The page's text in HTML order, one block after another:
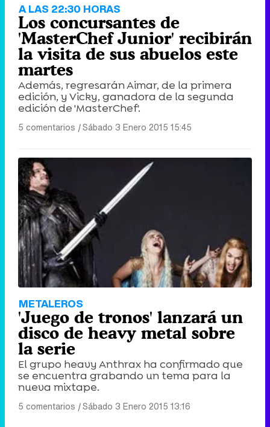
A LAS 22:30 HORAS
Los concursantes de
'MasterChef Junior' recibirán
la visita de sus abuelos este
martes
Además, regresarán Aimar, de la primera
edición, y Vicky, ganadora de la segunda
edición de 'MasterChef'.
5 comentarios |Sábado 3 Enero 2015 15:45
METALEROS
'Juego de tronos' lanzará un
disco de heavy metal sobre
la serie
El grupo heavy Anthrax ha confirmado que
se encuentra grabando un tema para la
nueva mixtape.
5 comentarios |Sábado 3 Enero 2015 13:16